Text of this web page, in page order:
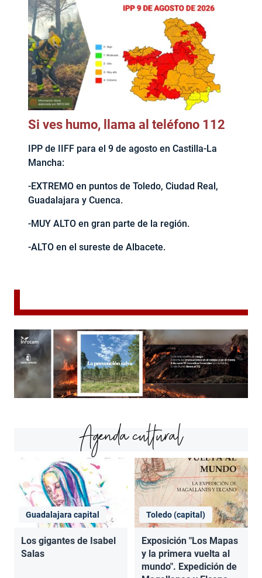
Si ves humo, llama al teléfono 112
IPP de IIFF para el 9 de agosto en Castilla-La
Mancha:
-EXTREMO en puntos de Toledo, Ciudad Real,
Guadalajara y Cuenca.
-MUY ALTO en gran parte de la región.
-ALTO en el sureste de Albacete.
Agenda cultural
Guadalajara capital
Los gigantes de Isabel
Salas
Toledo (capital)
Exposición "Los Mapas
y la primera vuelta al
mundo". Expedición de